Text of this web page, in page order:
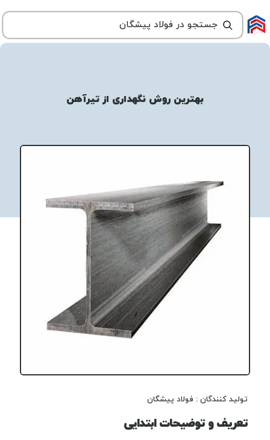
بهترین روش نگهداری از تیرآهن
تولید کنندگان : فولاد پیشگان
تعریف و توضیحات ابتدایی